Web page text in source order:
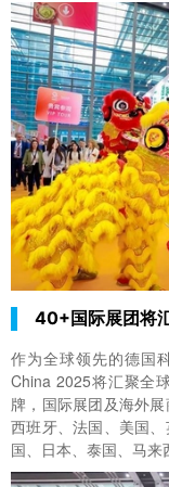
40+国际展团将
作为全球领先的德国
China 2025将汇聚全
牌，国际展团及海外
西班牙、法国、美国
国、日本、泰国、马来